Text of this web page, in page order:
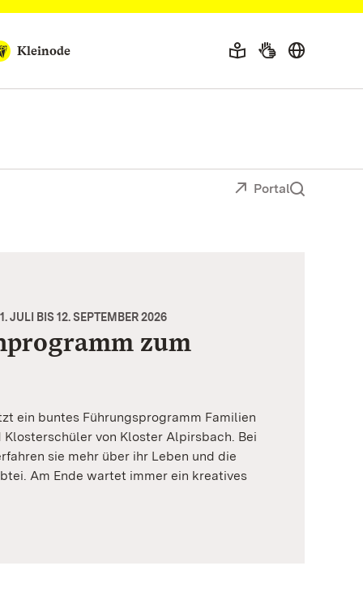
Kleinode
Portal
JULI BIS 12. SEPTEMBER 2026
zum
ein buntes Führungsprogramm Familien
von Kloster Alpirsbach. Bei
sie mehr über ihr Leben und die
Am Ende wartet immer ein kreatives